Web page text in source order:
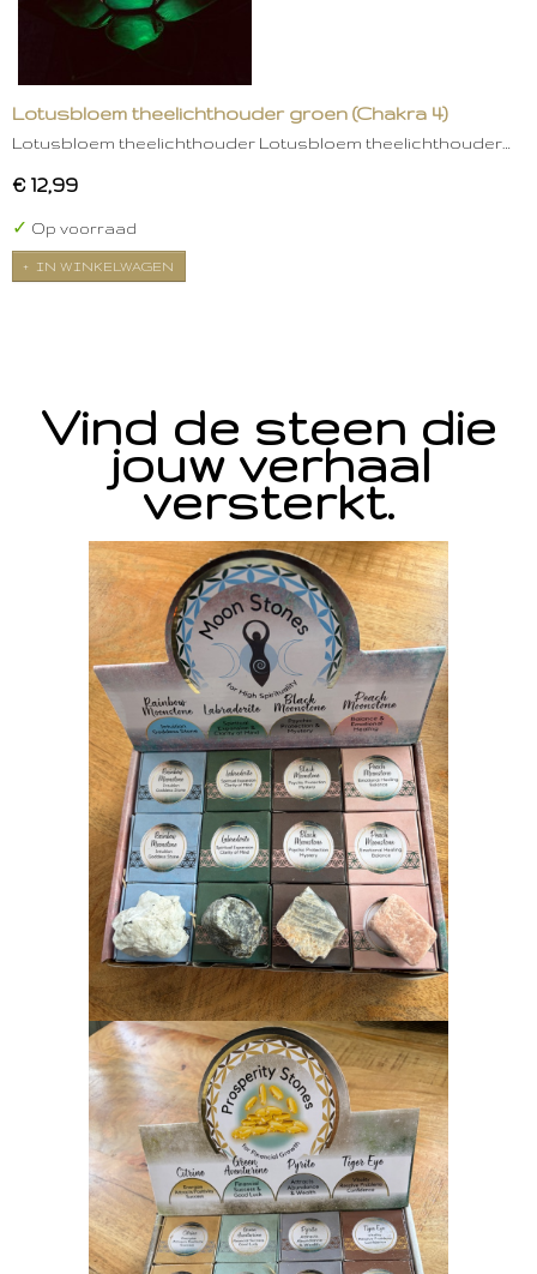
Lotusbloem theelichthouder groen (Chakra 4)
Lotusbloem theelichthouder Lotusbloem theelichthouder…
€ 12,99
✓ Op voorraad
IN WINKELWAGEN
Vind de steen die
jouw verhaal
versterkt.